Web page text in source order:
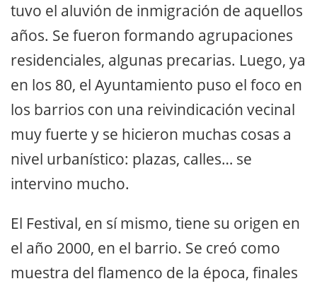
tuvo el aluvión de inmigración de aquellos
años. Se fueron formando agrupaciones
residenciales, algunas precarias. Luego, ya
en los 80, el Ayuntamiento puso el foco en
los barrios con una reivindicación vecinal
muy fuerte y se hicieron muchas cosas a
nivel urbanístico: plazas, calles… se
intervino mucho.
El Festival, en sí mismo, tiene su origen en
el año 2000, en el barrio. Se creó como
muestra del flamenco de la época, finales